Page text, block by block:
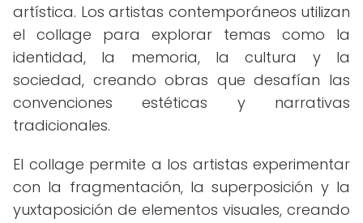
artística. Los artistas contemporáneos utilizan
el collage para explorar temas como la
identidad, la memoria, la cultura y la
sociedad, creando obras que desafían las
convenciones estéticas y narrativas
tradicionales.
El collage permite a los artistas experimentar
con la fragmentación, la superposición y la
yuxtaposición de elementos visuales, creando